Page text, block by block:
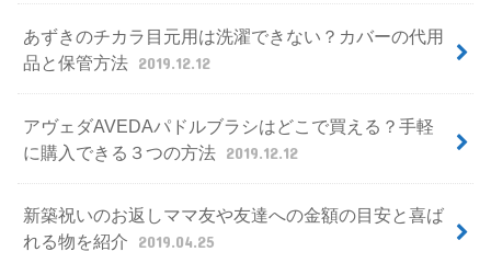
あずきのチカラ目元用は洗濯できない？カバーの代用
品と保管方法 2019.12.12
アヴェダAVEDAパドルブラシはどこで買える？手軽
に購入できる３つの方法 2019.12.12
新築祝いのお返しママ友や友達への金額の目安と喜ば
れる物を紹介
2019.04.25